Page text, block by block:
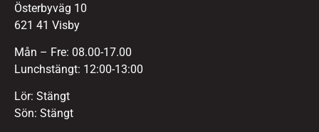
Österbyväg 10
621 41 Visby
Mån – Fre: 08.00-17.00
Lunchstängt: 12:00-13:00
Lör: Stängt
Sön: Stängt